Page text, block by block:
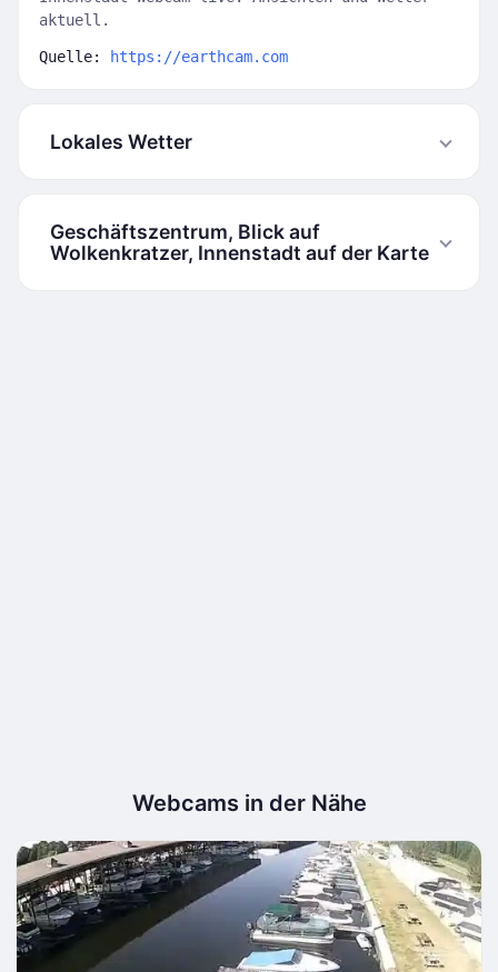
aktuell.
Quelle: https://earthcam.com
Lokales Wetter
Geschäftszentrum, Blick auf
Wolkenkratzer, Innenstadt auf der Karte
Webcams in der Nähe